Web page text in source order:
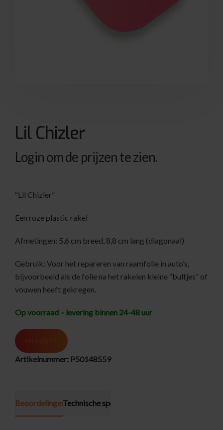
Lil Chizler
Login om de prijzen te zien.
“Lil Chizler”
Een roze plastic rakel
Afmetingen: 5,6 cm breed, 8,8 cm lang (diagonaal)
Gebruik: Voor het repareren van raamfolie in auto’s,
bijvoorbeeld als de folie na het rakelen kleine “bultjes” of
vouwen heeft gekregen.
Op voorraad – levering binnen 24-48 uur
Artikelnummer: P50148559
Beoordelingen (0)Technische specificatie